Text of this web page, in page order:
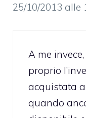
25/10/2013 alle
A me
proprio
acquistata
quando